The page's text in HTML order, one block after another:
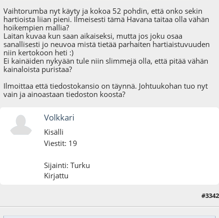
Vaihtorumba nyt käyty ja kokoa 52 pohdin, että onko sekin
hartioista liian pieni. Ilmeisesti tämä Havana taitaa olla vähän
hoikempien mallia?
Laitan kuvaa kun saan aikaiseksi, mutta jos joku osaa
sanallisesti jo neuvoa mistä tietää parhaiten hartiaistuvuuden
niin kertokoon heti :)
Ei kainäiden nykyään tule niin slimmejä olla, että pitää vähän
kainaloista puristaa?
Ilmoittaa että tiedostokansio on täynnä. Johtuukohan tuo nyt
vain ja ainoastaan tiedoston koosta?
Volkkari
Kisälli
Viestit: 19
Sijainti: Turku
Kirjattu
#3342